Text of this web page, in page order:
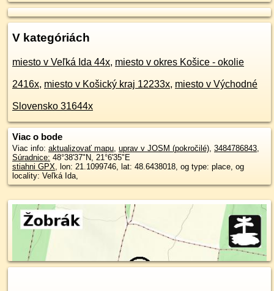
V kategóriách
miesto v Veľká Ida 44x, miesto v okres Košice - okolie
2416x, miesto v Košický kraj 12233x, miesto v Východné
Slovensko 31644x
Viac o bode
Viac info: aktualizovať mapu, uprav v JOSM (pokročilé), 3484786843,
Súradnice: 48°38'37"N, 21°6'35"E
stiahni GPX, lon: 21.1099746, lat: 48.6438018, og type: place, og
locality: Veľká Ida,